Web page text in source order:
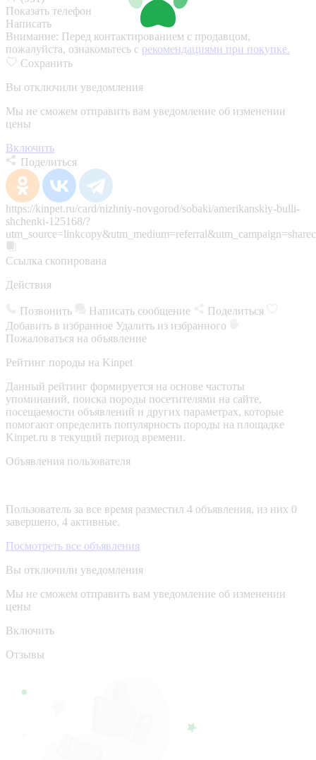
Показать телефон
Написать
Внимание: Перед контактированием с продавцом,
пожалуйста, ознакомьтесь с рекомендациями при покупке.
Сохранить
Вы отключили уведомления
Мы не сможем отправить вам уведомление об изменении
цены
Включить
Поделиться
https://kinpet.ru/card/nizhniy-novgorod/sobaki/amerikanskiy-bulli-
shchenki-125168/?
Ссылка скопирована
Действия
Позвонить Написать сообщение
Поделиться
Добавить в избранное Удалить из избранного
Пожаловаться на объявление
Рейтинг породы на Kinpet
Данный рейтинг формируется на основе частоты
упоминаний, поиска породы посетителями на сайте,
посещаемости объявлений и других параметрах, которые
помогают определить популярность породы на площадке
Kinpet.ru в текущий период времени.
Объявления пользователя
Пользователь за все время разместил 4 объявления, из них 0
завершено, 4 активные.
Посмотреть все объявления
Вы отключили уведомления
Мы не сможем отправить вам уведомление об изменении
цены
Включить
Отзывы